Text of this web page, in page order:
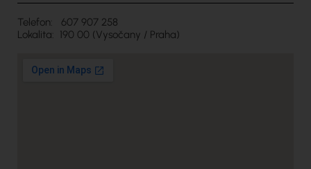
Telefon: 607 907 258
Lokalita: 190 00 (Vysočany / Praha)